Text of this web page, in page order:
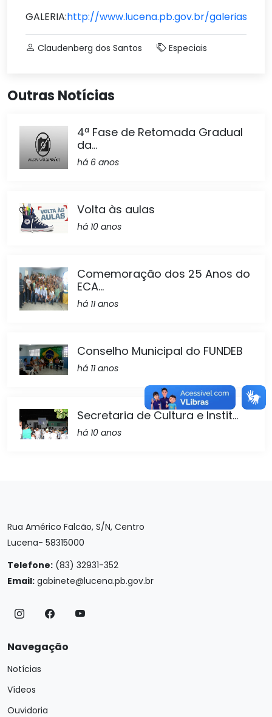
GALERIA:http://www.lucena.pb.gov.br/galerias/
Claudenberg dos Santos Especiais
Outras Notícias
4ª Fase de Retomada Gradual
da...
há 6 anos
Volta às aulas
há 10 anos
Comemoração dos 25 Anos do
ECA...
há 11 anos
Conselho Municipal do FUNDEB
há 11 anos
Secretaria de Cultura e Instit...
há 10 anos
Rua Américo Falcão, S/N, Centro
Lucena- 58315000
Telefone: (83) 32931-352
Email: gabinete@lucena.pb.gov.br
Navegação
Notícias
Vídeos
Ouvidoria